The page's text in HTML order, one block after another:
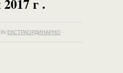
г .
IN ЕКСТРАОРДИНАРНО ·